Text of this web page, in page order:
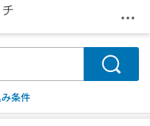
メ
検索
条件